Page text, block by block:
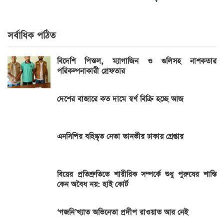
সর্বাধিক পঠিত
বিদেশি পিস্তল, ম্যাগাজিন ও গুলিসহ নাশকতার
পরিকল্পনাকারী গ্রেফতার
দেশের বাজারে কত দামে স্বর্ণ বিক্রি হচ্ছে আজ
এনসিপির বহিষ্কৃত নেতা তানভীর ঢাকায় গ্রেপ্তার
বিয়ের প্রতিশ্রুতিতে শারীরিক সম্পর্কে শুধু পুরুষের শাস্তি
কেন অবৈধ নয়: হাই কোর্ট
‘গজনি’খ্যাত অভিনেতা প্রদীপ রাওয়াত আর নেই